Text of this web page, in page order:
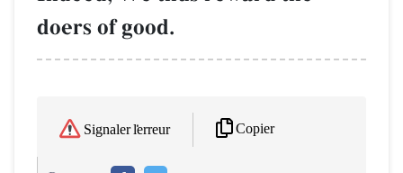
doers of good.
Signaler l'erreur Copier